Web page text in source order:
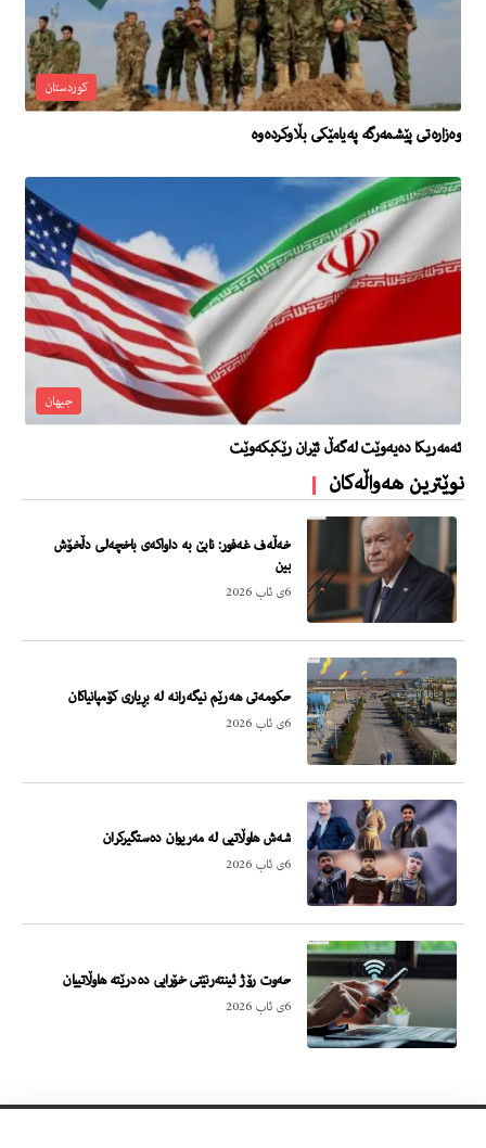
کوردستان
وەزارەتی پێشمەرگە پەیامێکی بڵاوکردەوە
جیهان
ئه‌مه‌ریكا ده‌یه‌وێت له‌گه‌ڵ ئێران رێكبكه‌وێت
نوێترین هەواڵەکان
خەڵەف غەفور: نابێ بە داواکەی باخچەلی دڵخۆش
بین
6ی ئاب 2026
حکومەتی هەرێم نیگەرانە لە بڕیاری کۆمپانیاکان
6ی ئاب 2026
شەش هاوڵاتیی لە مەریوان دەستگیرکران
6ی ئاب 2026
حەوت رۆژ ئینتەرنێتی خۆرایی دەدرێتە هاوڵاتییان
6ی ئاب 2026